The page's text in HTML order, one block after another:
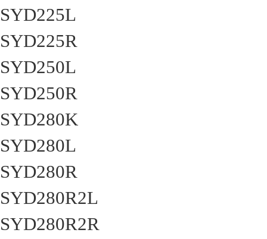
SYD225L
SYD225R
SYD250L
SYD250R
SYD280K
SYD280L
SYD280R
SYD280R2L
SYD280R2R